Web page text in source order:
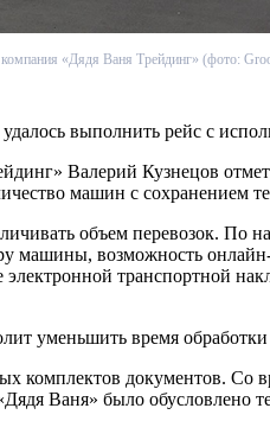
«Дядя Ваня Трейдинг» (фото:
выполнить рейс с
Валерий Кузнецов
машин с сохранением
объем перевозок. По
машины, возможность
транспортной
уменьшить время
документов. Со
Ваня» было обусловлено